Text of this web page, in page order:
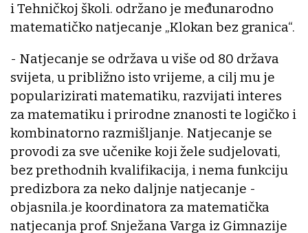
i Tehničkoj školi. održano je međunarodno
matematičko natjecanje „Klokan bez granica“.
- Natjecanje se održava u više od 80 država
svijeta, u približno isto vrijeme, a cilj mu je
popularizirati matematiku, razvijati interes
za matematiku i prirodne znanosti te logičko i
kombinatorno razmišljanje. Natjecanje se
provodi za sve učenike koji žele sudjelovati,
bez prethodnih kvalifikacija, i nema funkciju
predizbora za neko daljnje natjecanje -
objasnila.je koordinatora za matematička
natjecanja prof. Snježana Varga iz Gimnazije